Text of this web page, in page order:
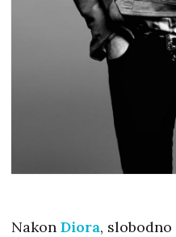
Nakon Diora,